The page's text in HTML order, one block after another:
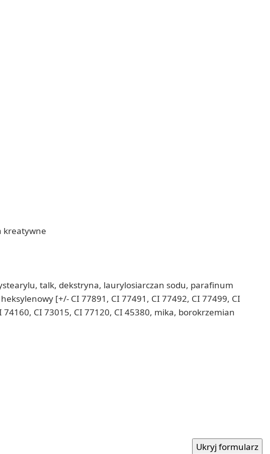
kreatywne
talk, dekstryna, laurylosiarczan sodu, parafinum
[+/- CI 77891, CI 77491, CI 77492, CI 77499, CI
CI 73015, CI 77120, CI 45380, mika, borokrzemian